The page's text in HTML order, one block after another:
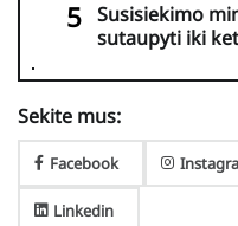
Susisiekimo
sutaupyti iki
Sekite mus:
Facebook
Linkedin